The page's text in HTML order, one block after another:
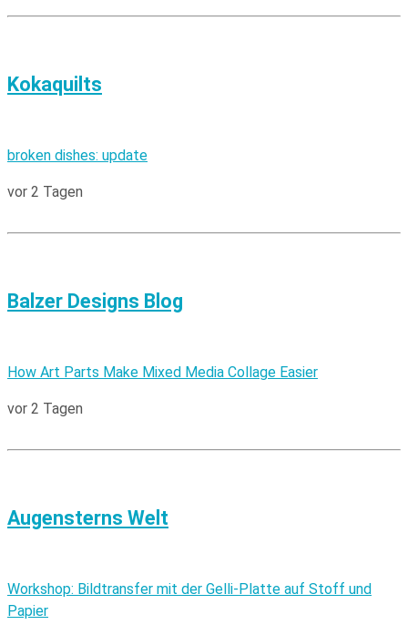
Kokaquilts
broken dishes: update
vor 2 Tagen
Balzer Designs Blog
How Art Parts Make Mixed Media Collage Easier
vor 2 Tagen
Augensterns Welt
Workshop: Bildtransfer mit der Gelli-Platte auf Stoff und
Papier